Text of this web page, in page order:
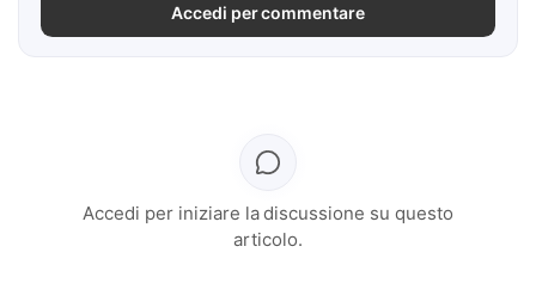
Accedi per commentare
Accedi per iniziare la discussione su questo
articolo.